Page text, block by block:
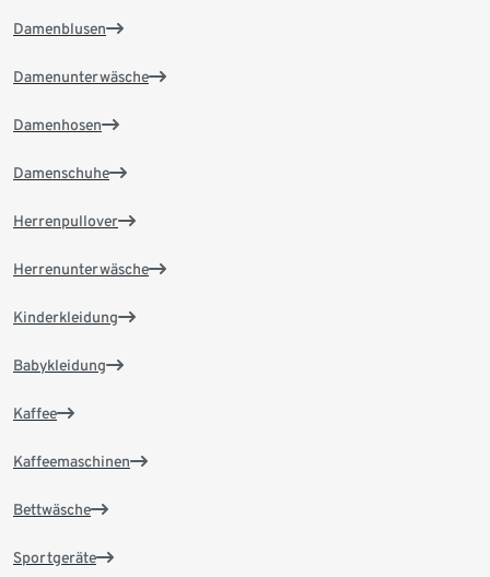
Damenblusen
Damenunterwäsche
Damenhosen
Damenschuhe
Herrenpullover
Herrenunterwäsche
Kinderkleidung
Babykleidung
Kaffee
Kaffeemaschinen
Bettwäsche
Sportgeräte